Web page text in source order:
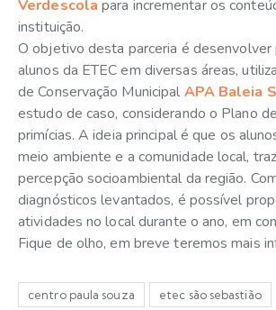
Verdescola para incrementar os
instituição.
O objetivo desta parceria é
alunos da ETEC em diversas áreas,
de Conservação Municipal APA Baleia
estudo de caso, considerando o Plano
primícias. A ideia principal é que os
meio ambiente e a comunidade local,
percepção socioambiental da região.
diagnósticos levantados, é possível
atividades no local durante o ano, em
Fique de olho, em breve teremos mais
centro paula souza etec são sebastião